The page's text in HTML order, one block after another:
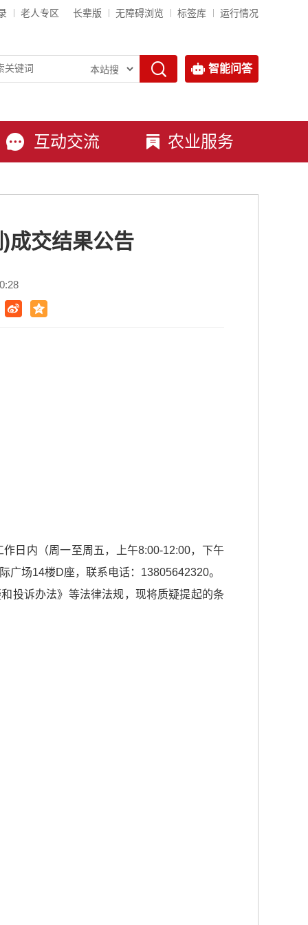
老人专区 长辈版 无障碍浏览 标签库 运行情况
智能问答
互动交流 农业服务
成交结果公告
日内（周一至周五，上午8:00-12:00，下午
广场14楼D座，联系电话：13805642320。
投诉办法》等法律法规，现将质疑提起的条